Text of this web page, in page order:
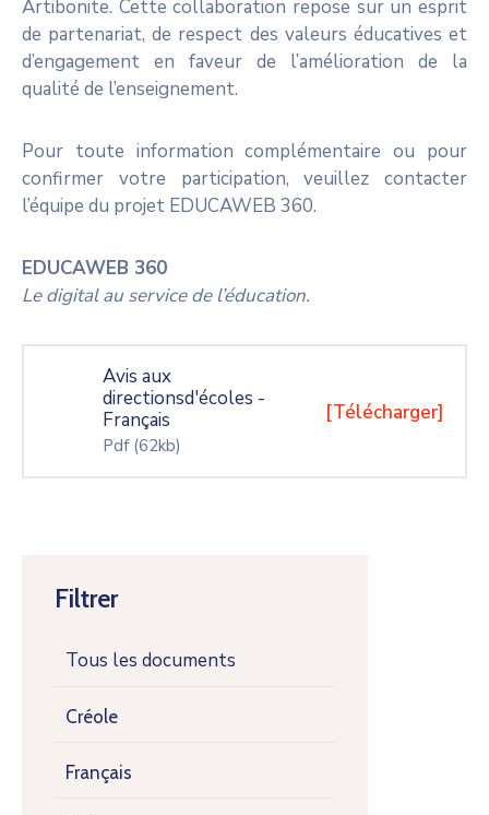
Filtrer
Tous les documents
Créole
Français
Artibonite. Cette collaboration repose sur un esprit
de partenariat, de respect des valeurs éducatives et
d’engagement en faveur de l’amélioration de la
qualité de l’enseignement.
Pour toute information complémentaire ou pour
confirmer votre participation, veuillez contacter
l’équipe du projet EDUCAWEB 360.
EDUCAWEB 360
Le digital au service de l’éducation.
Avis aux
directionsd'écoles -
Français
Pdf (62kb)
[Télécharger]